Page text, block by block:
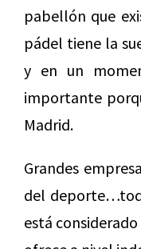
pabellón que
pádel tiene la
y en un
importante
Madrid.
Grandes
del
está